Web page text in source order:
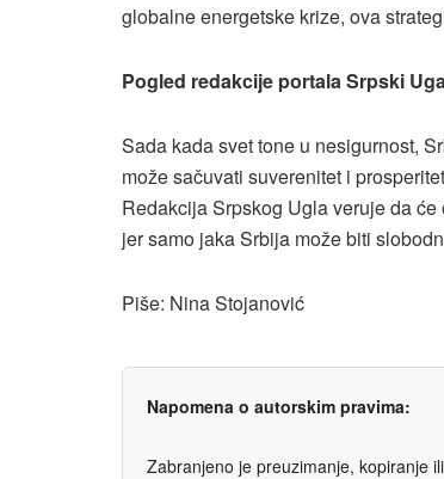
globalne energetske krize, ova
Pogled redakcije portala Srpski
Sada kada svet tone u nesigurnost,
može sačuvati suverenitet i
Redakcija Srpskog Ugla veruje da
jer samo jaka Srbija može biti
Piše: Nina Stojanović
Napomena o autorskim pravima:
Zabranjeno je preuzimanje, kopiranje